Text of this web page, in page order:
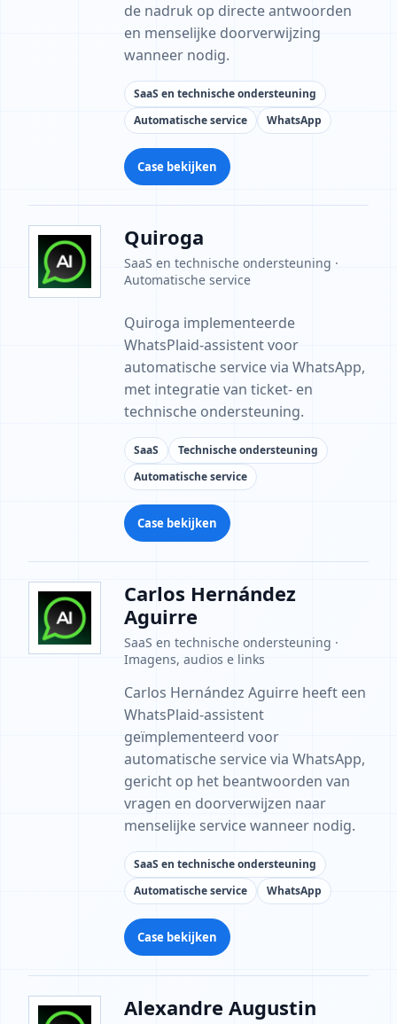
de nadruk op directe antwoorden
en menselijke doorverwijzing
wanneer nodig.
SaaS en technische ondersteuning
Automatische service
WhatsApp
Case bekijken
Quiroga
SaaS en technische ondersteuning ·
Automatische service
Quiroga implementeerde
WhatsPlaid-assistent voor
automatische service via WhatsApp,
met integratie van ticket- en
technische ondersteuning.
SaaS
Technische ondersteuning
Automatische service
Case bekijken
Carlos Hernández
Aguirre
SaaS en technische ondersteuning ·
Imagens, audios e links
Carlos Hernández Aguirre heeft een
WhatsPlaid-assistent
geïmplementeerd voor
automatische service via WhatsApp,
gericht op het beantwoorden van
vragen en doorverwijzen naar
menselijke service wanneer nodig.
SaaS en technische ondersteuning
Automatische service
WhatsApp
Case bekijken
Alexandre Augustin